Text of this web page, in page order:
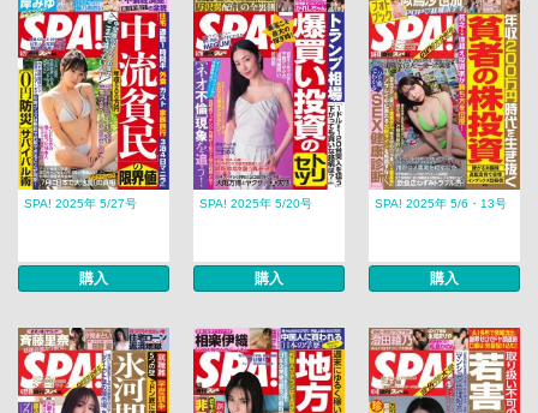
SPA! 2025年 5/27号
購入
SPA! 2025年 5/20号
購入
SPA! 2025年 5/6・13号
購入